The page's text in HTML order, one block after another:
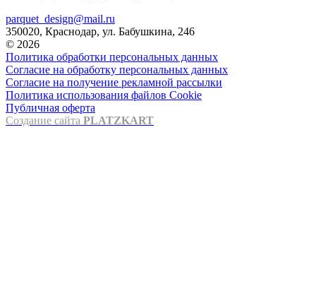
parquet_design@mail.ru
350020, Краснодар, ул. Бабушкина, 246
© 2026
Политика обработки персональных данных
Согласие на обработку персональных данных
Согласие на получение рекламной рассылки
Политика использования файлов Cookie
Публичная оферта
Создание сайта PLATZKART